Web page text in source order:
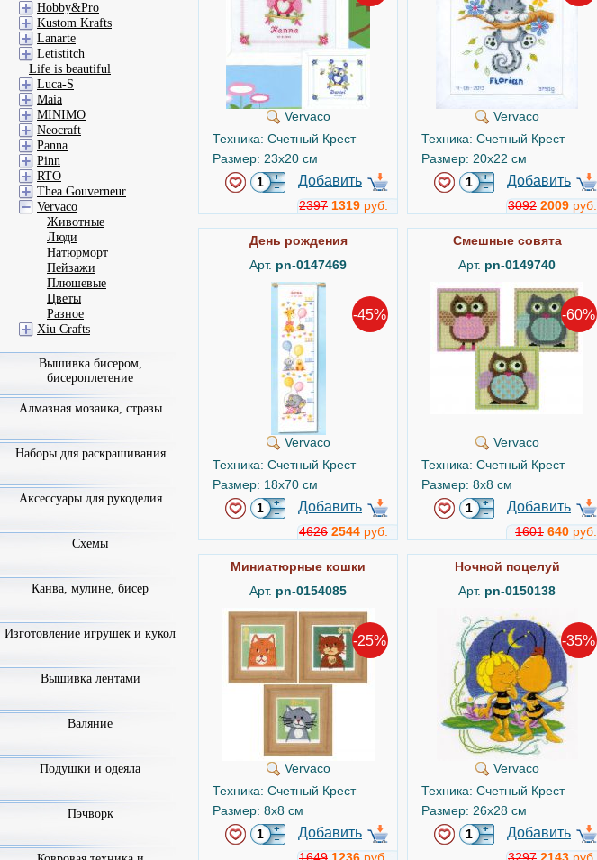
Vervaco
Техника: Счетный Крест
Размер: 23x20 см
Добавить
2397 1319 руб.
Vervaco
Техника: Счетный Крест
Размер: 20x22 см
Добавить
3092 2009 руб.
День рождения
Арт. pn-0147469
-45%
Vervaco
Техника: Счетный Крест
Размер: 18x70 см
Добавить
4626 2544 руб.
Смешные совята
Арт. pn-0149740
-60%
Vervaco
Техника: Счетный Крест
Размер: 8x8 см
Добавить
1601 640 руб.
Миниатюрные кошки
Арт. pn-0154085
-25%
Vervaco
Техника: Счетный Крест
Размер: 8x8 см
Добавить
Ночной поцелуй
Арт. pn-0150138
-35%
Vervaco
Техника: Счетный Крест
Размер: 26x28 см
Добавить
Hobby&Pro
Kustom Krafts
Lanarte
Letistitch
Life is beautiful
Luca-S
Maia
MINIMO
Neocraft
Panna
Pinn
RTO
Thea Gouverneur
Vervaco
Животные
Люди
Натюрморт
Пейзажи
Плюшевые
Цветы
Разное
Xiu Crafts
Вышивка бисером,
бисероплетение
Алмазная мозаика, стразы
Наборы для раскрашивания
Аксессуары для рукоделия
Схемы
Канва, мулине, бисер
Изготовление игрушек и кукол
Вышивка лентами
Валяние
Подушки и одеяла
Пэчворк